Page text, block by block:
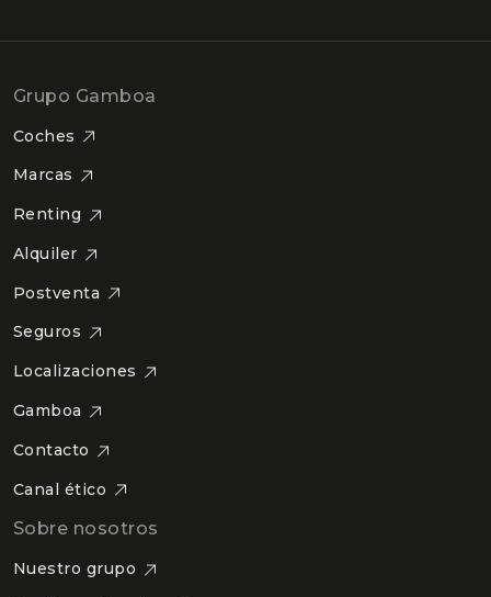
Grupo Gamboa
Coches
Marcas
Renting
Alquiler
Postventa
Seguros
Localizaciones
Gamboa
Contacto
Canal ético
Sobre nosotros
Nuestro grupo